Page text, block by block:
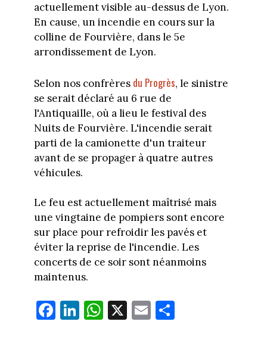
actuellement visible au-dessus de Lyon.
En cause, un incendie en cours sur la
colline de Fourvière, dans le 5e
arrondissement de Lyon.
Selon nos confrères du Progrès, le sinistre
se serait déclaré au 6 rue de
l'Antiquaille, où a lieu le festival des
Nuits de Fourvière. L'incendie serait
parti de la camionette d'un traiteur
avant de se propager à quatre autres
véhicules.
Le feu est actuellement maîtrisé mais
une vingtaine de pompiers sont encore
sur place pour refroidir les pavés et
éviter la reprise de l'incendie. Les
concerts de ce soir sont néanmoins
maintenus.
Fa
ce
Li
nk
W
ha
X E
m
Pa
rt